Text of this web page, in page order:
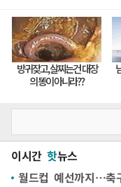
이시간 핫뉴스
월드컵 예선까지…축